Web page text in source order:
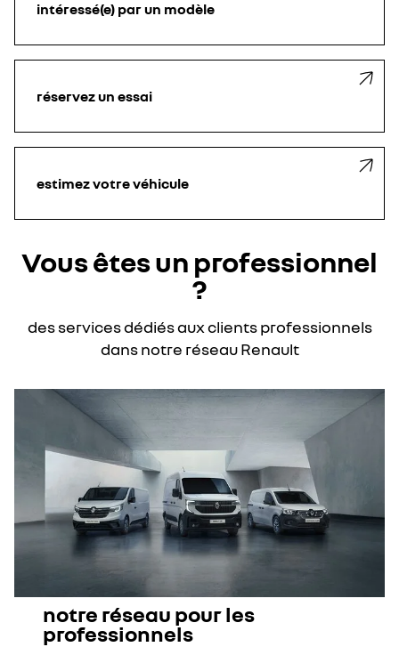
intéressé(e) par un modèle
réservez un essai
estimez votre véhicule
Vous êtes un professionnel
?
des services dédiés aux clients professionnels
dans notre réseau Renault
notre réseau pour les
professionnels